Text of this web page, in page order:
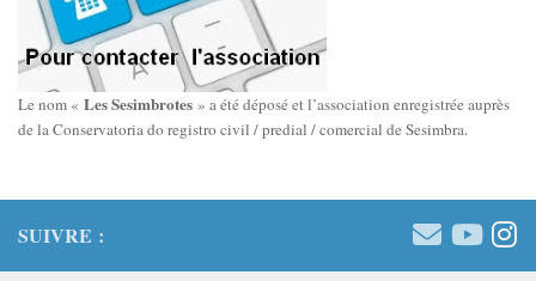
Le nom « Les Sesimbrotes » a été déposé et l’association enregistrée auprès
de la Conservatoria do registro civil / predial / comercial de Sesimbra.
SUIVRE :